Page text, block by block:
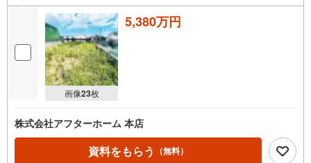
画像23枚
5,380万円
株式会社アフターホーム 本店
資料をもらう （無料）